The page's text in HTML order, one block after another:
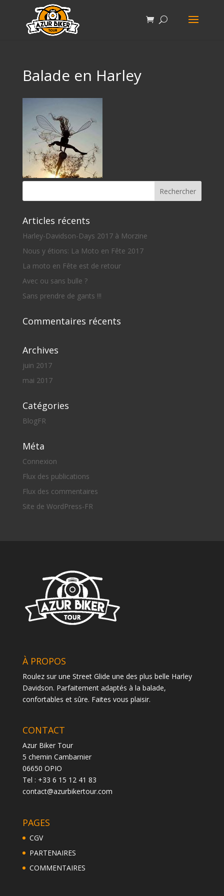
Balade en Harley
Articles récents
Harley-Davidson-Days 2017 à Morzine
Nous y étions: La Moto en Fête 2017
La moto en Fête est de retour
Avec ou sans bulle ?
Sans prendre de gants !!!
Commentaires récents
Archives
juin 2017
mai 2017
Catégories
BlogFR
Méta
Connexion
Flux des publications
Flux des commentaires
Site de WordPress-FR
À PROPOS
Roulez sur une Street Glide une des plus belle Harley
Davidson. Parfaitement adaptés à la balade,
confortables et sûre. Faites vous plaisir.
CONTACT
Azur Biker Tour
5 chemin Cambarnier
06650 OPIO
Tel : +33 6 15 12 41 83
contact@azurbikertour.com
PAGES
CGV
PARTENAIRES
COMMENTAIRES